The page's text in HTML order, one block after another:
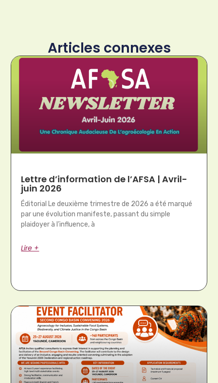
Articles connexes
Lettre d’information de l’AFSA | Avril-
juin 2026
Éditorial Le deuxième trimestre de 2026 a été marqué
par une évolution manifeste, passant du simple
plaidoyer à l’influence, à
Lire +